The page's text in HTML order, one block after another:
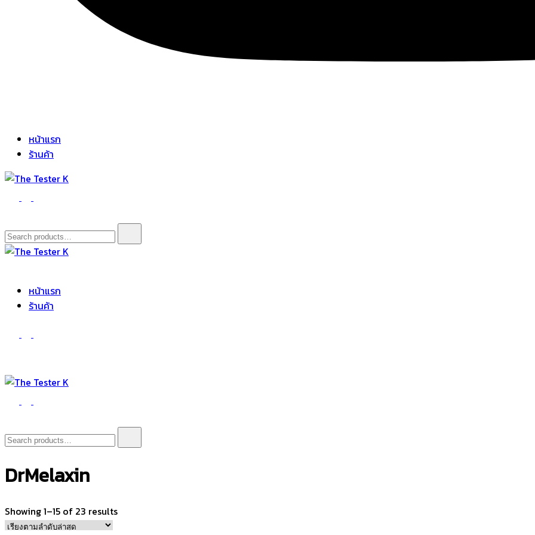
หน้าแรก
ร้านค้า
The Tester K
Korean cosmetics
Search
for:
หน้าแรก
ร้านค้า
The Tester K
Korean cosmetics
Search
for:
DrMelaxin
Showing 1–15 of 23 resultsSorted